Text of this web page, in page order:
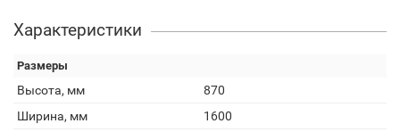
Характеристики
Размеры
Высота, мм
870
Ширина, мм
1600